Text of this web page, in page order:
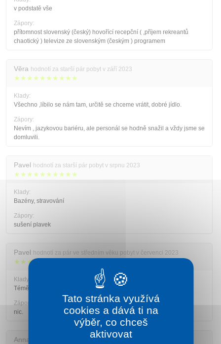
v podstatě vše
Zápory:
přítomnost slovenský (český) hovořící recepční ( ,příjem rekreantů
chaotický ) televize ze slovenským (českým ) programem
Věra hodnotí za starší pár pobyt v září 2023
★★★★★★★★★★
Klady:
Všechno ,líbilo se nám tam, určitě se chceme vrátit, dobré jídlo.
Zápory:
Nevím , jazykovou bariéru, ale personál se hodně snažil a vždy jsme se
domluvili.
Pavel hodnotí za starší pár pobyt v srpnu 2023
★★★★★★★★★★
Klady:
Bazény, stravování
Zápory:
sušení plavek
Pavel hodnotí za pár ve středním věku pobyt v červenci 2023
★★★★★★★★★☆
Klady:
Téměř vše.
Zápory:
nic.
Anna
Tato stránka využívá
cookies a dává ti na
výběr, co chceš
aktivovat